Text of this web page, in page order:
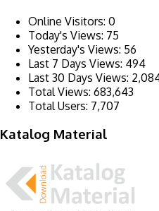
Online Visitors: 0
Today's Views: 75
Yesterday's Views: 56
Last 7 Days Views: 494
Last 30 Days Views:
Total Views: 683,643
Total Users: 7,707
Katalog Material